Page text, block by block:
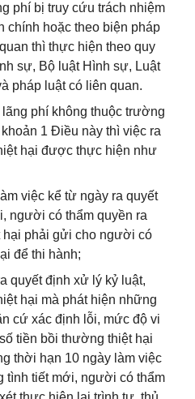
phí bị truy cứu trách nhiệm
chính hoặc theo biện pháp
thì thực hiện theo quy
sự, Bộ luật Hình sự, Luật
pháp luật có liên quan.
phí không thuộc trường
1 Điều này thì việc ra
hại được thực hiện như
việc kể từ ngày ra quyết
người có thẩm quyền ra
phải gửi cho người có
để thi hành;
quyết định xử lý kỷ luật,
hại mà phát hiện những
cứ xác định lỗi, mức độ vi
tiền bồi thường thiệt hại
thời hạn 10 ngày làm việc
tình tiết mới, người có thẩm